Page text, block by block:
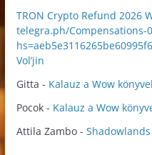
TRON Crypto Refund
telegra.ph/Compensations-
Vol’jin
Gitta - Kalauz a Wow
Pocok- Kalauz a Wow
Attila Zambo-